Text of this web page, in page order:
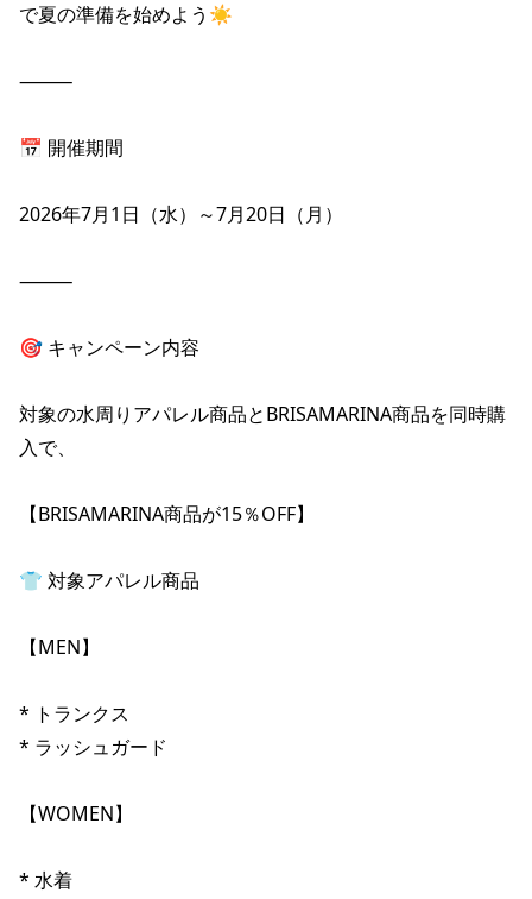
で夏の準備を始めよう☀️
⸻
📅 開催期間
2026年7月1日（水）～7月20日（月）
⸻
🎯 キャンペーン内容
対象の水周りアパレル商品とBRISAMARINA商品を同時購
入で、
【BRISAMARINA商品が15％OFF】
👕 対象アパレル商品
【MEN】
* トランクス
* ラッシュガード
【WOMEN】
* 水着